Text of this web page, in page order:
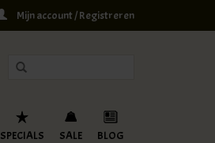
Mijn account / Registreren
SPECIALS SALE BLOG